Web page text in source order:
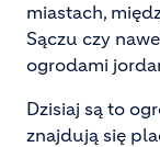
miastach,
Sączu czy
ogrodami
Dzisiaj są to
znajdują się